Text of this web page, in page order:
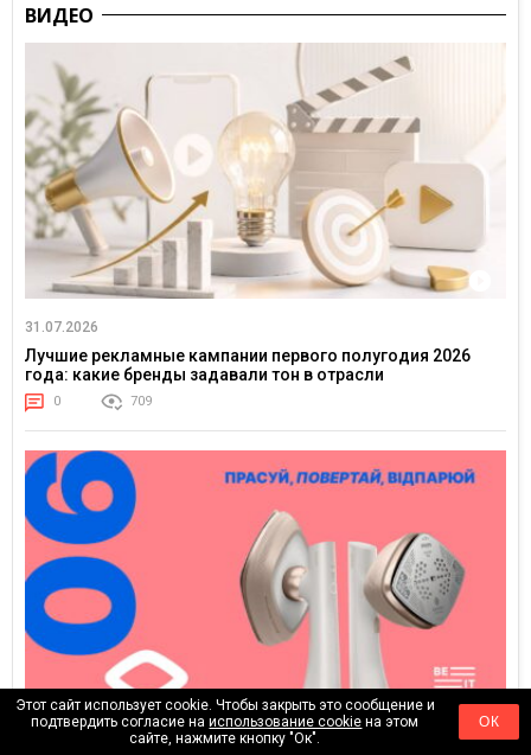
ВИДЕО
31.07.2026
Лучшие рекламные кампании первого полугодия 2026
года: какие бренды задавали тон в отрасли
0 709
25.07.2026
Этот сайт использует cookie. Чтобы закрыть это сообщение и
подтвердить согласие наиспользование cookie на этом
сайте, нажмите кнопку "Ок".
ОК